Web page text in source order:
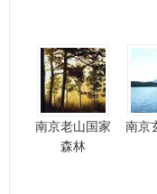
南京老山国家
森林
南京